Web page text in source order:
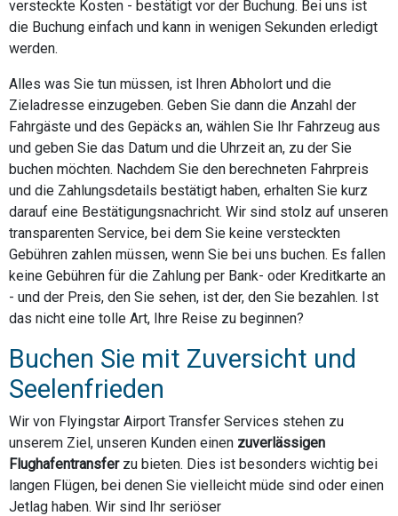
versteckte Kosten - bestätigt vor der Buchung. Bei uns ist
die Buchung einfach und kann in wenigen Sekunden erledigt
werden.
Alles was Sie tun müssen, ist Ihren Abholort und die
Zieladresse einzugeben. Geben Sie dann die Anzahl der
Fahrgäste und des Gepäcks an, wählen Sie Ihr Fahrzeug aus
und geben Sie das Datum und die Uhrzeit an, zu der Sie
buchen möchten. Nachdem Sie den berechneten Fahrpreis
und die Zahlungsdetails bestätigt haben, erhalten Sie kurz
darauf eine Bestätigungsnachricht. Wir sind stolz auf unseren
transparenten Service, bei dem Sie keine versteckten
Gebühren zahlen müssen, wenn Sie bei uns buchen. Es fallen
keine Gebühren für die Zahlung per Bank- oder Kreditkarte an
- und der Preis, den Sie sehen, ist der, den Sie bezahlen. Ist
das nicht eine tolle Art, Ihre Reise zu beginnen?
Buchen Sie mit Zuversicht und
Seelenfrieden
Wir von Flyingstar Airport Transfer Services stehen zu
unserem Ziel, unseren Kunden einen zuverlässigen
Flughafentransferzu bieten. Dies ist besonders wichtig bei
langen Flügen, bei denen Sie vielleicht müde sind oder einen
Jetlag haben. Wir sind Ihr seriöser